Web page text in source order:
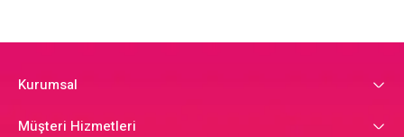
Kurumsal
Müşteri Hizmetleri